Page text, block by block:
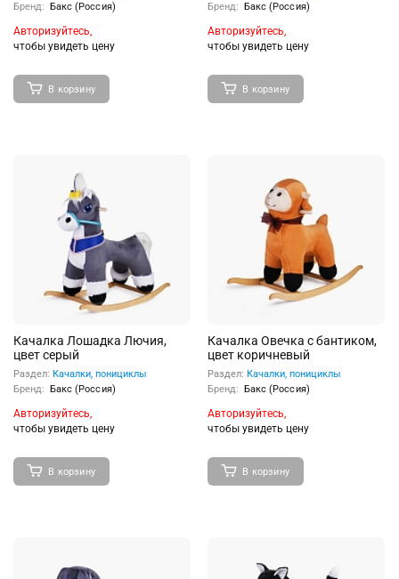
Бренд: Бакс (Россия)
Авторизуйтесь,
чтобы увидеть цену
В корзину
Бренд: Бакс (Россия)
Авторизуйтесь,
чтобы увидеть цену
В корзину
Качалка Лошадка Лючия,
цвет серый
Раздел: Качалки, понициклы
Бренд: Бакс (Россия)
Авторизуйтесь,
чтобы увидеть цену
В корзину
Качалка Овечка с бантиком,
цвет коричневый
Раздел: Качалки, понициклы
Бренд: Бакс (Россия)
Авторизуйтесь,
чтобы увидеть цену
В корзину